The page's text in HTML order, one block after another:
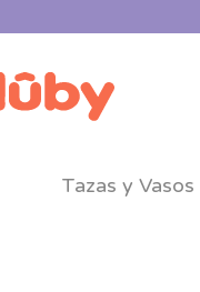
Tazas y Vasos